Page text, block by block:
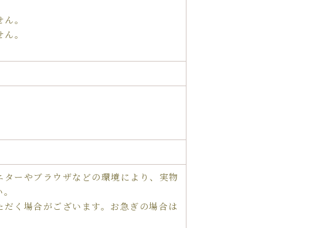
。
。
ーやブラウザなどの環境により、実物
く場合がございます。お急ぎの場合は